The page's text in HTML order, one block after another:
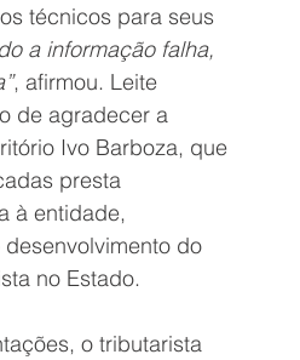
técnicos para seus
a informação falha,
, afirmou. Leite
de agradecer a
Ivo Barboza, que
presta
à entidade,
do
no Estado.
o tributarista